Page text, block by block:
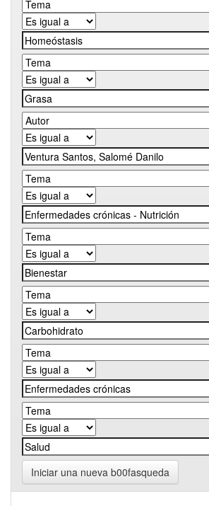
Iniciar una nueva b00fasqueda